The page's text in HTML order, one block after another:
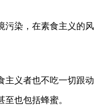
污染，在素食主义的风
主义者也不吃一切跟动
也包括蜂蜜。